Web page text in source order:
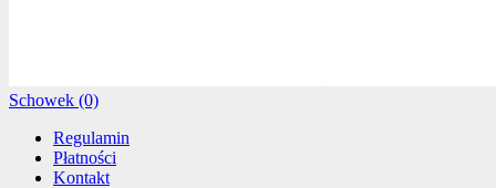
Schowek (0)
Regulamin
Płatności
Kontakt